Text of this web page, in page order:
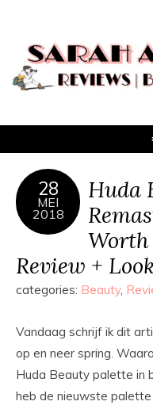
28
MEI
2018
Huda
Worth
Review +
categories: Beauty,
Vandaag schrijf ik dit
op en neer spring.
Huda Beauty palette in
heb de nieuwste palette